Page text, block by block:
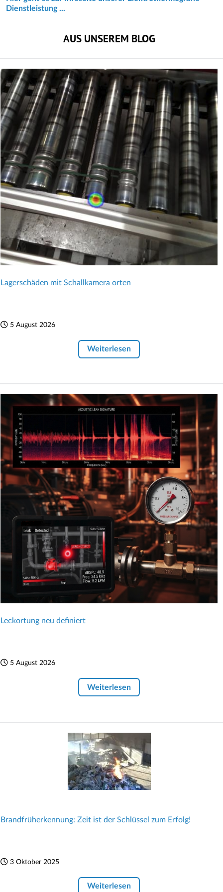
Dienstleistung ...
AUS UNSEREM BLOG
Lagerschäden mit Schallkamera orten
5 August 2026
Weiterlesen
Leckortung neu definiert
5 August 2026
Weiterlesen
Brandfrüherkennung: Zeit ist der Schlüssel zum Erfolg!
3 Oktober 2025
Weiterlesen